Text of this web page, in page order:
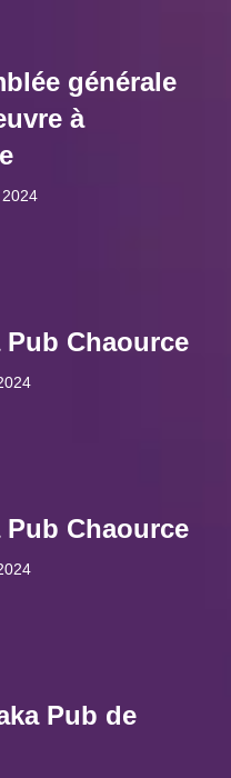
générale
à
Pub Chaource
Pub Chaource
Pub de